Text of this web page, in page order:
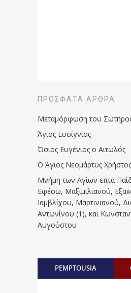
ΠΡΌΣΦΑΤΑ ΆΡΘΡΑ
Μεταμόρφωση του
Άγιος Ευσίγνιος
Όσιος Ευγένιος ο Αιτωλός
Ο Άγιος Νεομάρτυς
Μνήμη των Aγίων επτά
Eφέσω, Mαξιμιλιανού,
Iαμβλίχου, Mαρτινιανού,
Aντωνίνου (1), και
Αυγούστου
PEMPTOUSIA